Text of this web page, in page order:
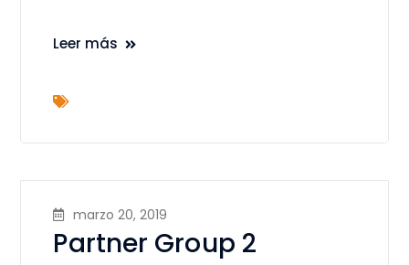
Leer más
marzo 20, 2019
Partner Group 2